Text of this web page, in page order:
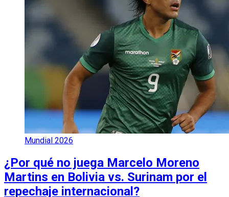
Mundial 2026
¿Por qué no juega Marcelo Moreno
Martins en Bolivia vs. Surinam por el
repechaje internacional?